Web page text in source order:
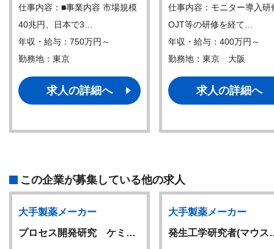
仕事内容：■事業内容 市場規模
40兆円、日本で3…
年収・給与：750万円～
勤務地：東京
求人の詳細へ
仕事内容：モニター導入研
OJT等の研修を経て…
年収・給与：400万円～
勤務地：東京 大阪
求人の詳細へ
この企業が募集している他の求人
大手製薬メーカー
プロセス開発研究 ケミ…
大手製薬メーカー
発生工学研究者(マウ